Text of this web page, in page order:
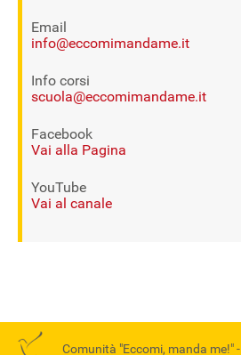
Email
info@eccomimandame.it
Info corsi
scuola@eccomimandame.it
Facebook
Vai alla Pagina
YouTube
Vai al canale
Comunità "Eccomi, manda me!" -